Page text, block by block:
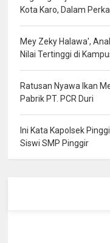
Kota Karo, Dalam
Mey Zeky Halawa',
Nilai Tertinggi di
Ratusan Nyawa Ikan
Pabrik PT. PCR Duri
Ini Kata Kapolsek
Siswi SMP Pinggir